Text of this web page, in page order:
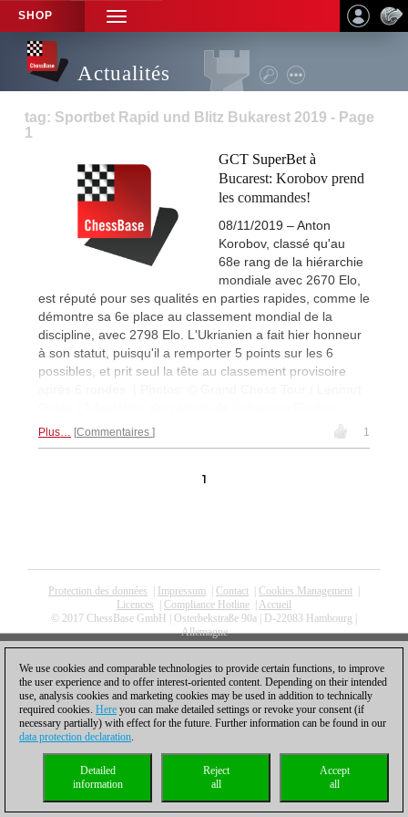
SHOP
TOGGLE
NAVIGATION
Actualités
tag: Sportbet Rapid und Blitz Bukarest 2019 - Page
1
GCT SuperBet à
Bucarest: Korobov prend
les commandes!
08/11/2019 – Anton
Korobov, classé qu'au
68e rang de la hiérarchie
mondiale avec 2670 Elo,
est réputé pour ses qualités en parties rapides, comme le
démontre sa 6e place au classement mondial de la
discipline, avec 2798 Elo. L'Ukrianien a fait hier honneur
à son statut, puisqu'il a remporter 5 points sur les 6
possibles, et prit seul la tête au classement provisoire
Plus… Commentaires 1
1
Protection des données Impressum Contact Cookies Management
Licences
Compliance Hotline
Accueil
© 2017 ChessBase GmbH | Osterbekstraße 90a | D-22083 Hambourg |
Allemagne
coldest news
We use cookies and comparable technologies to provide certain functions, to improve
the user experience and to offer interest-oriented content. Depending on their intended
use, analysis cookies and marketing cookies may be used in addition to technically
required cookies. Here you can make detailed settings or revoke your consent (if
necessary partially) with effect for the future. Further information can be found in our
data protection declaration.
Accept
all
Reject
all
Detailed
information